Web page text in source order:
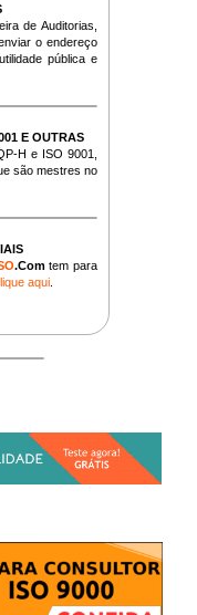
de Auditorias,
o endereço
pública e
E OUTRAS
H e ISO 9001,
são mestres no
.Com tem para
aqui